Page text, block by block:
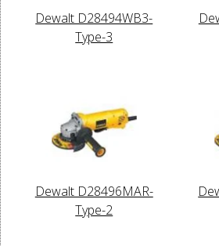
Dewalt D28494WB3-
Type-3
Dewalt D28496MAR-
Type-2